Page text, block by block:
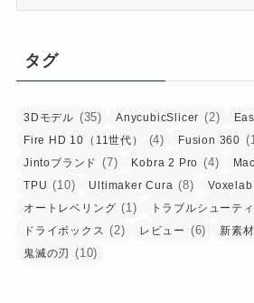
ー
タグ
3Dモデル (35) AnycubicSlicer (2)
Fire HD 10（11世代） (4) Fusion 360
Jintoブランド (7) Kobra 2 Pro (4)
TPU (10) Ultimaker Cura (8)
オートレベリング (1) トラブルシューテ
ドライボックス (2) レビュー (6) 新素材
鬼滅の刃 (10)